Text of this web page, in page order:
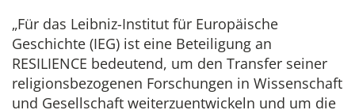
„Für das Leibniz-Institut für Europäische
Geschichte (IEG) ist eine Beteiligung an
RESILIENCE bedeutend, um den Transfer seiner
religionsbezogenen Forschungen in Wissenschaft
und Gesellschaft weiterzuentwickeln und um die